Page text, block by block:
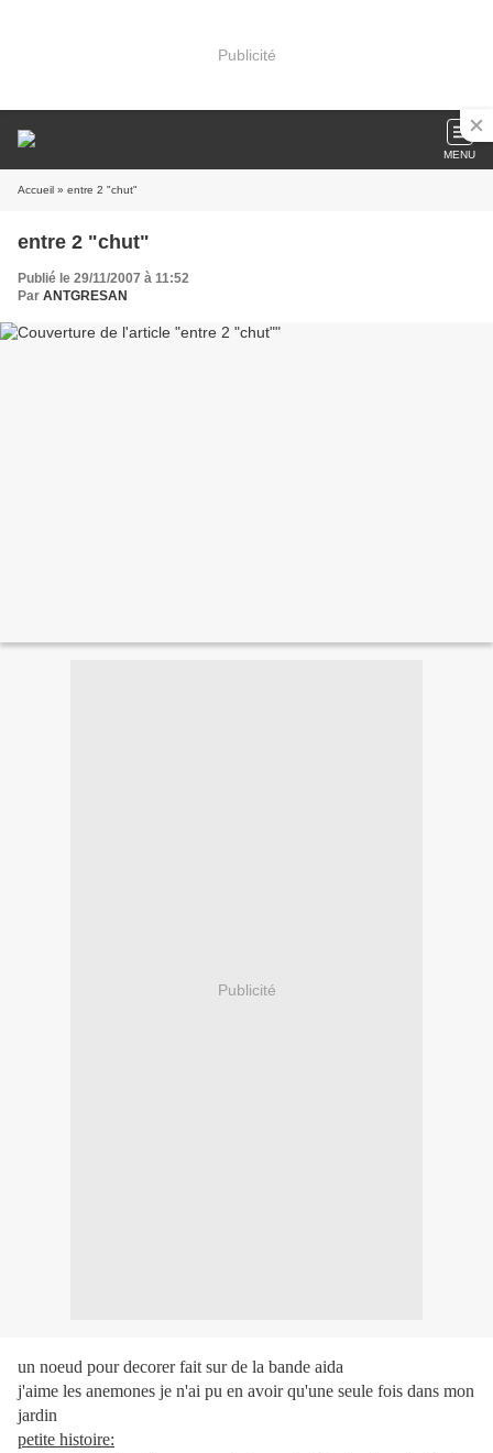
Publicité
MENU
Accueil » entre 2 "chut"
entre 2 "chut"
Publié le 29/11/2007 à 11:52
Par ANTGRESAN
Publicité
un noeud pour decorer fait sur de la bande aida
j'aime les anemones je n'ai pu en avoir qu'une seule fois dans mon
jardin
petite histoire: